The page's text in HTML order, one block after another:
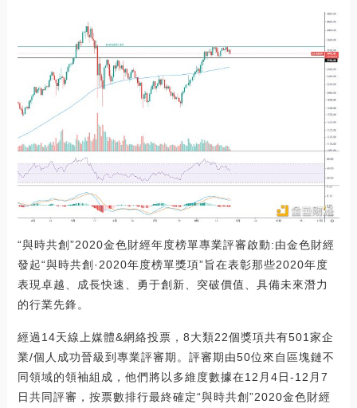
“與時共創”2020金色財經年度榜單專業評審啟動:由金色財經
發起“與時共創·2020年度榜單獎項”旨在表彰那些2020年度
表現卓越、成長快速、勇于創新、突破價值、具備未來潛力
的行業先鋒。
經過14天線上媒體&網絡投票，8大類22個獎項共有501家企
業/個人成功晉級到專業評審期。評審期由50位來自區塊鏈不
同領域的領袖組成，他們將以多維度數據在12月4日-12月7
日共同評審，按票數排行最終確定“與時共創”2020金色財經